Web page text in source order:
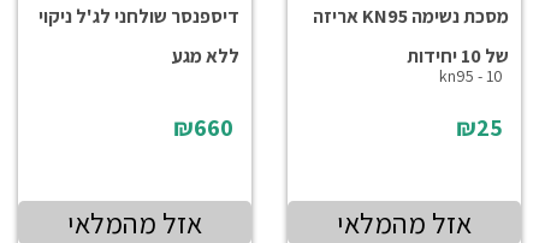
מסכת נשימה KN95 אריזה
של 10 יחידות
kn95 - 10
₪25
אזל מהמלאי
דיספנסר שולחני לג'ל ניקוי
ללא מגע
₪660
אזל מהמלאי